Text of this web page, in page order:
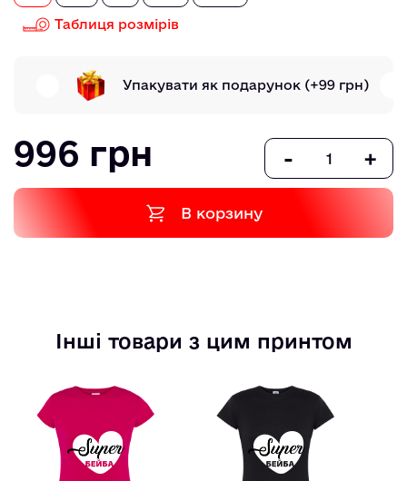
Таблиця розмірів
Упакувати як подарунок (+99 грн)
996 грн - +
В корзину
Інші товари з цим принтом